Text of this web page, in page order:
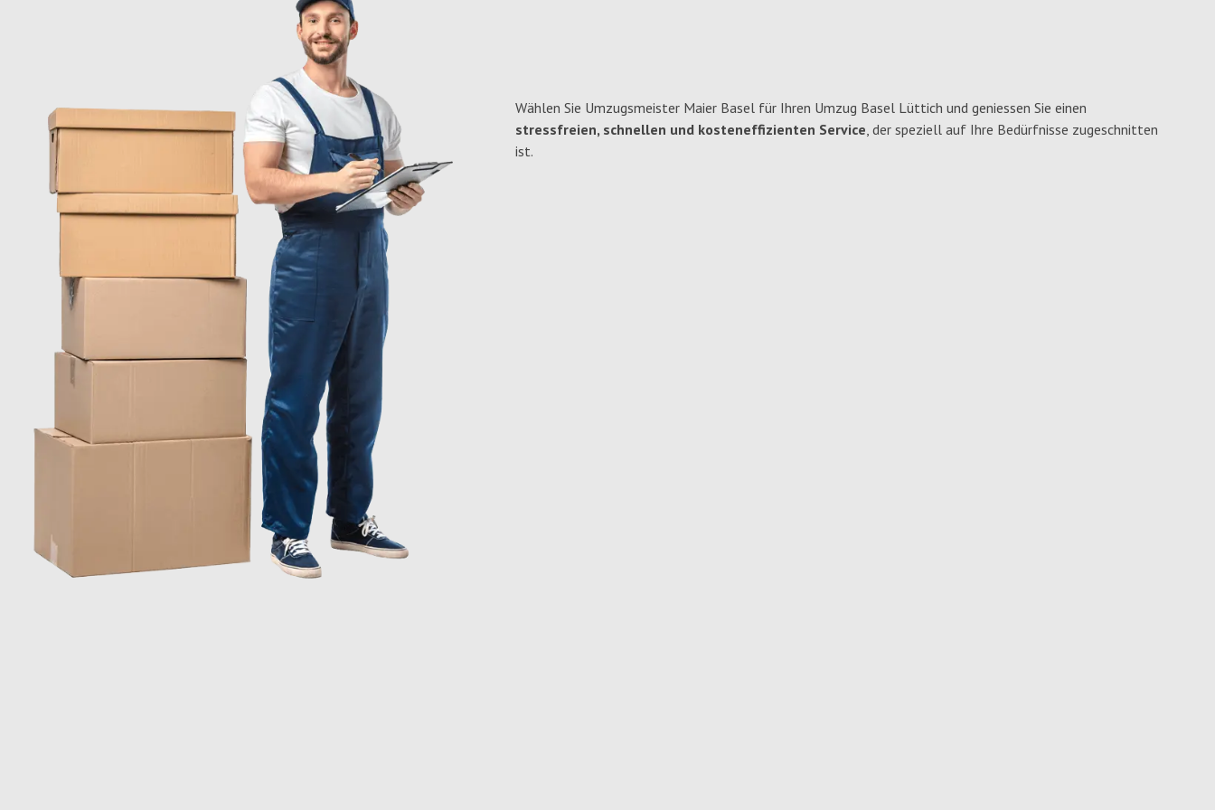
Wählen Sie Umzugsmeister Maier Basel für Ihren Umzug Basel Lüttich und geniessen Sie einen
stressfreien, schnellen und kosteneffizienten Service, der speziell auf Ihre Bedürfnisse zugeschnitten
ist.